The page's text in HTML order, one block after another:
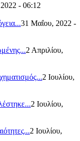
- 06:12
31 Μαΐου, 2022 -
2 Απριλίου,
2 Ιουλίου,
2 Ιουλίου,
2 Ιουλίου,